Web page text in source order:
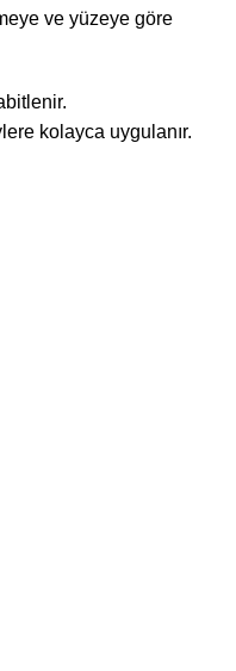
ve yüzeye göre
kolayca uygulanır.